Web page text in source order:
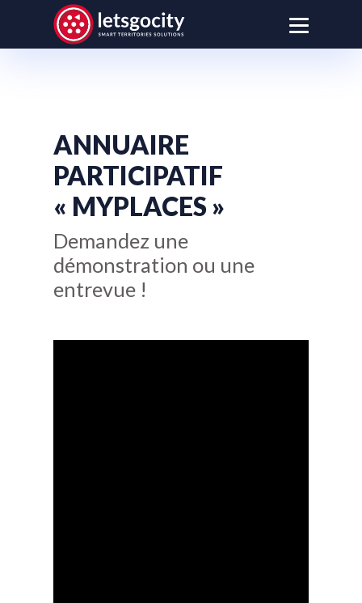
ANNUAIRE
PARTICIPATIF
« MYPLACES »
Demandez une
démonstration ou une
entrevue !